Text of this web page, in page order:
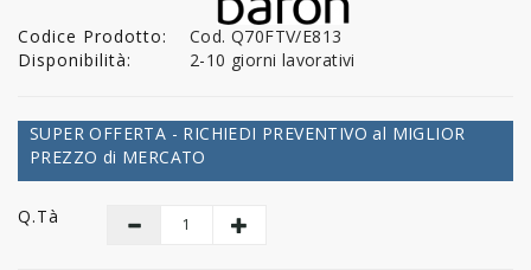
Codice Prodotto:
Cod. Q70FTV/E813
Disponibilità:
2-10 giorni lavorativi
SUPER OFFERTA - RICHIEDI PREVENTIVO al MIGLIOR
PREZZO di MERCATO
Q.tà